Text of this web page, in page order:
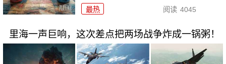
最热 阅读 4045
里海一声巨响，这次差点把两场战争炸成一锅粥！